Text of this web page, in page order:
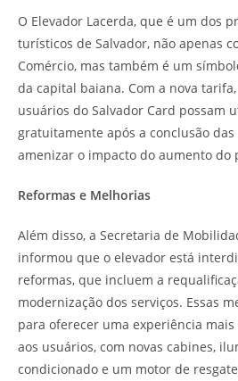
O Elevador Lacerda, que é um dos
turísticos de Salvador, não apenas
Comércio, mas também é um
da capital baiana. Com a nova
usuários do Salvador Card possam
gratuitamente após a conclusão
amenizar o impacto do aumento do
Reformas e Melhorias
Além disso, a Secretaria de
informou que o elevador está
reformas, que incluem a
modernização dos serviços. Essas
para oferecer uma experiência
aos usuários, com novas cabines,
condicionado e um motor de